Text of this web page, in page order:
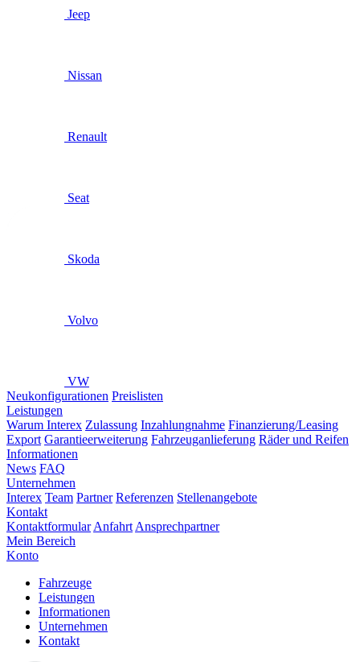
Jeep
Nissan
Renault
Seat
Skoda
Volvo
VW
Neukonfigurationen Preislisten
Leistungen
Warum Interex Zulassung Inzahlungnahme Finanzierung/Leasing
Export Garantieerweiterung Fahrzeuganlieferung Räder und Reifen
Informationen
News FAQ
Unternehmen
Interex Team Partner Referenzen Stellenangebote
Kontakt
Kontaktformular Anfahrt Ansprechpartner
Mein Bereich
Konto
Fahrzeuge
Leistungen
Informationen
Unternehmen
Kontakt